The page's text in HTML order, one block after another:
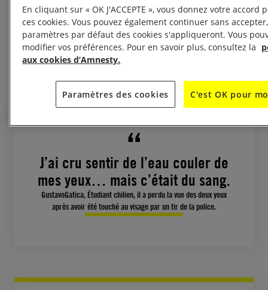
psychologiques liés à l’utilisation inconsidérée et
disproportionnée des armes de maintien de l’ordre.
À lire aussi : Maintien de l’ordre : ces armes dangereuses
J’ai cru sentir de l’eau couler de
mes yeux… mais c’était du sang.
GustavoGatica, Étudiant chilien, il a perdu la vue des deux yeux
après avoir été touché au visage par un tir de la police.
En cliquant sur « OK J'ACCEPTE », vous donnez votre
ces cookies. Vous pouvez également continuer sans
paramètres par défaut des cookies s'appliqueront. Vous
modifier vos préférences. Pour en savoir plus, consultez la
aux cookies d’Amnesty.
Paramètres des cookies C'est OK pour